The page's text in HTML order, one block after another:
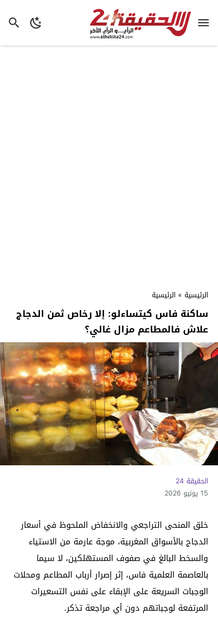
الرئيسية » الرئيسية
ساكنة فاس كيتساءلو: إلا رخاص ثمن الدجاج
علاش فالمطاعم مزال غالي؟
الحقيقة 24
15 يونيو 2026
خلق المنحى التراجعي والانخفاض الملحوظ في أسعار
الدجاج بالأسواق المغربية، موجة عارمة من الاستياء
والسخط البالغ في صفوف المستهلكين، لا سيما
بالعاصمة العلمية فاس، إثر إصرار أرباب المطاعم ومحلات
الوجبات السريعة على الإبقاء على نفس التسعيرات
المرتفعة لوجباتهم دون أي مراجعة تذكر.